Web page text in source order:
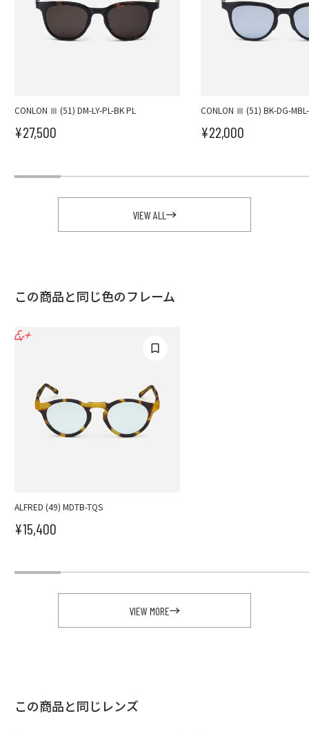
CONLON Ⅲ (51) DM-LY-PL-BK PL
セール価格
¥27,500
CONLON Ⅲ (51) BK-DG-
セール価格
¥22,000
VIEW ALL
この商品と同じ色のフレーム
ALFRED (49) MDTB-TQS
セール価格
¥15,400
VIEW MORE
この商品と同じレンズ